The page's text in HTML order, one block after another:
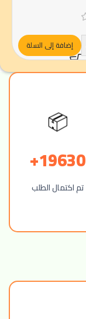
إضافة إلى السلة
📦
19630+
تم اكتمال الطلب